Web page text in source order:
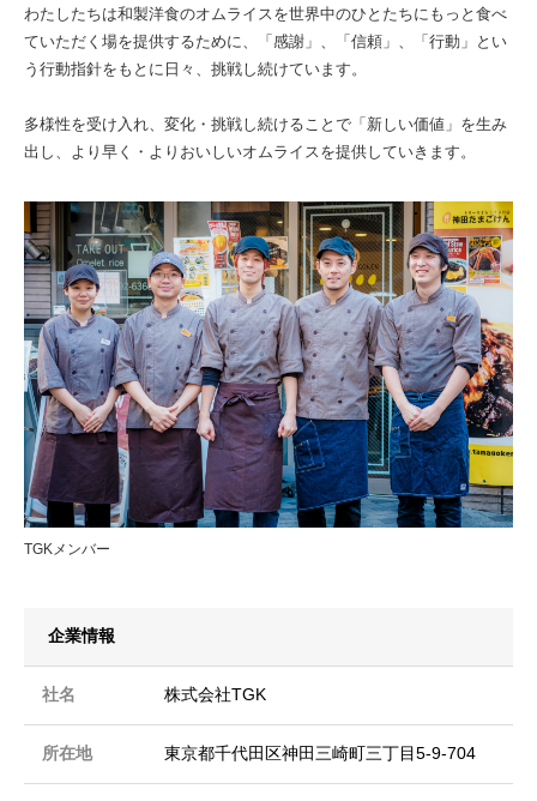
わたしたちは和製洋食のオムライスを世界中のひとたちにもっと食べ
ていただく場を提供するために、「感謝」、「信頼」、「行動」とい
う行動指針をもとに日々、挑戦し続けています。
多様性を受け入れ、変化・挑戦し続けることで「新しい価値」を生み
出し、より早く・よりおいしいオムライスを提供していきます。
TGKメンバー
企業情報
社名 株式会社TGK
所在地 東京都千代田区神田三崎町三丁目5-9-704